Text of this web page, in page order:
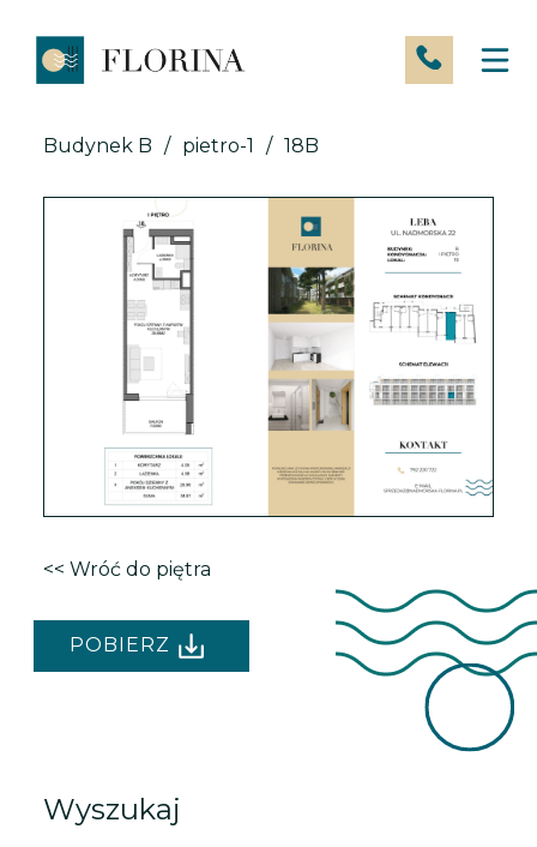
content
Budynek B / pietro-1 / 18B
<< Wróć do piętra
POBIERZ
Wyszukaj